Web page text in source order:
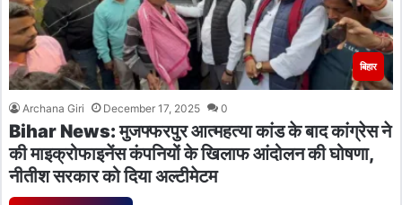
बिहार
Archana Giri December 17, 2025 0
Bihar News: मुजफ्फरपुर आत्महत्या कांड के बाद कांग्रेस ने
की माइक्रोफाइनेंस कंपनियों के खिलाफ आंदोलन की घोषणा,
नीतीश सरकार को दिया अल्टीमेटम